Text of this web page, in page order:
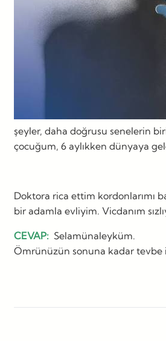
şeyler, daha doğrusu senelerin
çocuğum, 6 aylıkken dünyaya
Doktora rica ettim kordonlarımı
bir adamla evliyim. Vicdanım
CEVAP: Selamünaleyküm.
Ömrünüzün sonuna kadar tevbe